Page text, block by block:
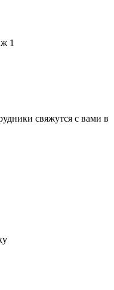
1
свяжутся с вами в